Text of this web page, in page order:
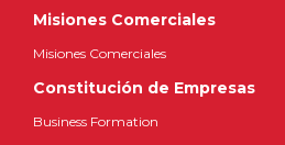
Misiones Comerciales
Misiones Comerciales
Constitución de Empresas
Business Formation